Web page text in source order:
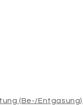
(Be-/Entgasung)